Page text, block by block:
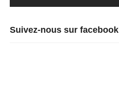
Suivez-nous sur facebook